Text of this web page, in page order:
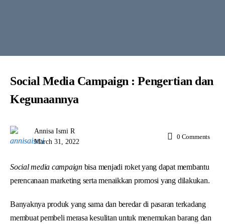
Social Media Campaign : Pengertian dan
Kegunaannya
Annisa Ismi R
March 31, 2022
0 Comments
Social media campaignbisa menjadi roket yang dapat membantu
perencanaan marketing serta menaikkan promosi yang dilakukan.
Banyaknya produk yang sama dan beredar di pasaran terkadang
membuat pembeli merasa kesulitan untuk menemukan barang dan